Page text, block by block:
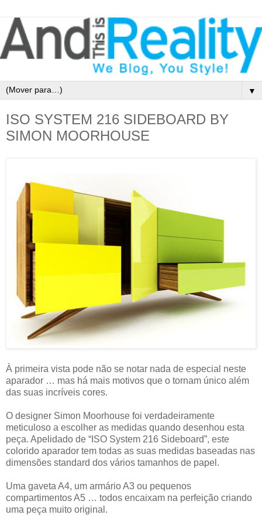
▼
ISO SYSTEM 216 SIDEBOARD BY
SIMON MOORHOUSE
À primeira vista pode não se notar nada de especial neste
aparador … mas há mais motivos que o tornam único além
das suas incríveis cores.
O designer Simon Moorhouse foi verdadeiramente
meticuloso a escolher as medidas quando desenhou esta
peça. Apelidado de “ISO System 216 Sideboard”, este
colorido aparador tem todas as suas medidas baseadas nas
dimensões standard dos vários tamanhos de papel.
Uma gaveta A4, um armário A3 ou pequenos
compartimentos A5 … todos encaixam na perfeição criando
uma peça muito original.